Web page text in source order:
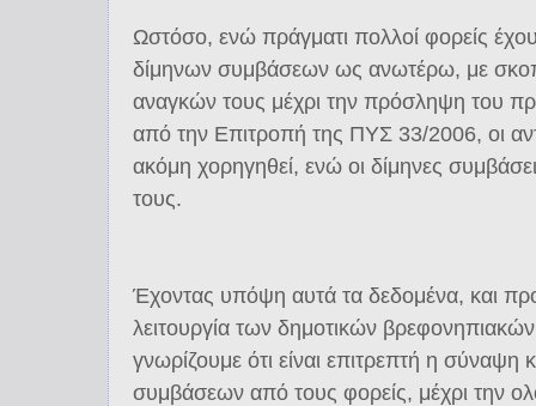
Ωστόσο, ενώ πράγματι πολλοί φορείς
δίμηνων συμβάσεων ως ανωτέρω, με
αναγκών τους μέχρι την πρόσληψη του
από την Επιτροπή της ΠΥΣ 33/2006, οι
ακόμη χορηγηθεί, ενώ οι δίμηνες
τους.
Έχοντας υπόψη αυτά τα δεδομένα, και
λειτουργία των δημοτικών
γνωρίζουμε ότι είναι επιτρεπτή η σύναψη
συμβάσεων από τους φορείς, μέχρι την